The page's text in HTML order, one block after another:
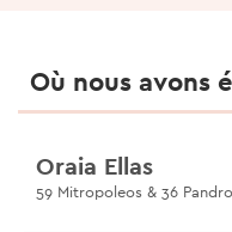
Où nous avons
Oraia Ellas